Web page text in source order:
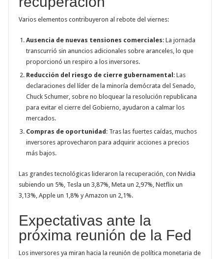
Varios elementos contribuyeron al rebote del viernes:
Ausencia de nuevas tensiones comerciales: La jornada
transcurrió sin anuncios adicionales sobre aranceles, lo que
proporcionó un respiro a los inversores.
Reducción del riesgo de cierre gubernamental : Las
declaraciones del líder de la minoría demócrata del Senado,
Chuck Schumer, sobre no bloquear la resolución republicana
para evitar el cierre del Gobierno, ayudaron a calmar los
mercados.
Compras de oportunidad : Tras las fuertes caídas, muchos
inversores aprovecharon para adquirir acciones a precios
más bajos.
Las grandes tecnológicas lideraron la recuperación, con Nvidia
subiendo un 5%, Tesla un 3,87%, Meta un 2,97%, Netflix un
3,13%, Apple un 1,8% y Amazon un 2,1%.
Expectativas ante la
próxima reunión de la Fed
Los inversores ya miran hacia la reunión de política monetaria de